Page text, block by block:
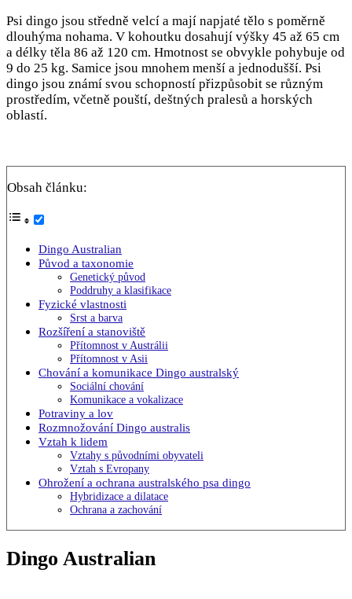
Psi dingo jsou středně velcí a mají napjaté tělo s poměrně
dlouhýma nohama. V kohoutku dosahují výšky 45 až 65 cm
a délky těla 86 až 120 cm. Hmotnost se obvykle pohybuje od
9 do 25 kg. Samice jsou mnohem menší a jednodušší. Psi
dingo jsou známí svou schopností přizpůsobit se různým
prostředím, včetně pouští, deštných pralesů a horských
oblastí.
Obsah článku:
Dingo Australian
Původ a taxonomie
Genetický původ
Poddruhy a klasifikace
Fyzické vlastnosti
Srst a barva
Rozšíření a stanoviště
Přítomnost v Austrálii
Přítomnost v Asii
Chování a komunikace Dingo australský
Sociální chování
Komunikace a vokalizace
Potraviny a lov
Rozmnožování Dingo australis
Vztah k lidem
Vztahy s původními obyvateli
Vztah s Evropany
Ohrožení a ochrana australského psa dingo
Hybridizace a dilatace
Ochrana a zachování
Dingo Australian